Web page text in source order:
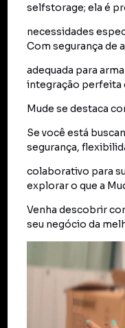
selfstorage; ela é
necessidades
Com segurança de
adequada para
integração perfeita
Mude se destaca
Se você está
segurança,
colaborativo para
explorar o que a
Venha descobrir
seu negócio da